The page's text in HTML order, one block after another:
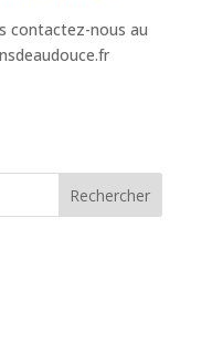
contactez-nous au
Rechercher